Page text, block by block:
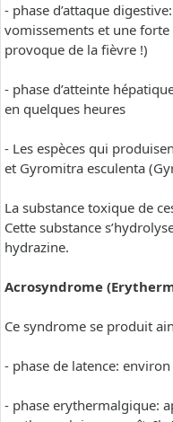
- phase d’attaque
vomissements et une forte
provoque de la fièvre !)
- phase d’atteinte
en quelques heures
- Les espèces qui
et Gyromitra esculenta
La substance toxique de
Cette substance
hydrazine.
Acrosyndrome
Ce syndrome se produit
- phase de latence:
- phase erythermalgique: